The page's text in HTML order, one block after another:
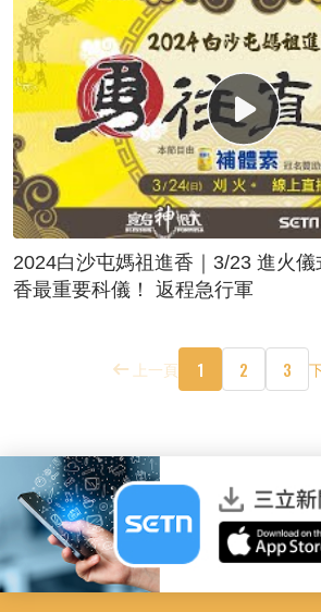
2024白沙屯媽祖進香｜3/23 進火
香最重要科儀！ 返程急行軍
上一頁 1 2 3